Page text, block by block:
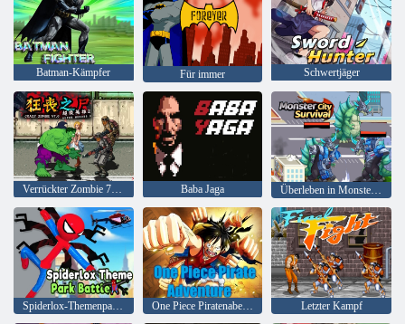
Batman-Kämpfer Für immer Schwertjäger
Verrückter Zombie 7. 0 Superhelden 2 Baba Jaga Überleben in Monster City
Spiderlox-Themenpark-Schlacht One Piece Piratenabenteuer Letzter Kampf